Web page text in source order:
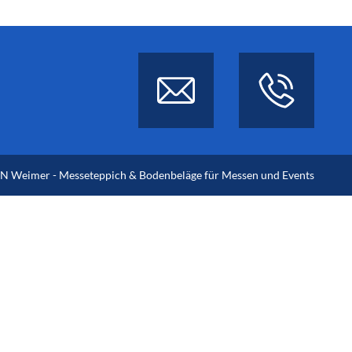
Weimer - Messeteppich & Bodenbeläge für Messen und Events